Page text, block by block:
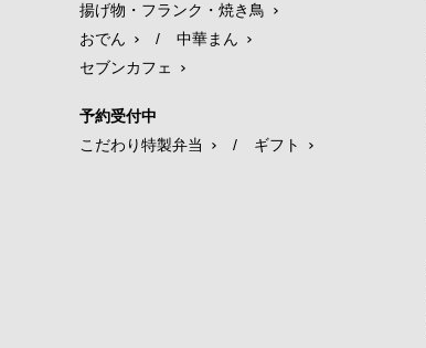
揚げ物・フランク・焼き鳥
おでん
/
中華まん
セブンカフェ
予約受付中
こだわり特製弁当
/ ギフト